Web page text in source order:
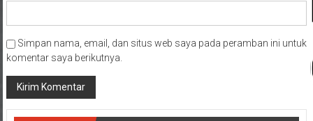
Simpan nama, email, dan situs web saya pada peramban ini untuk
komentar saya berikutnya.